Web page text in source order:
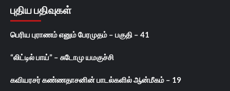
புதிய பதிவுகள்
பெரிய புராணம் எனும் பேரமுதம் – பகுதி – 41
“லிட்டில் பாய்” – சுடோமு யமகுச்சி
கவியரசர் கண்ணதாசனின் பாடல்களில் ஆன்மீகம் – 19